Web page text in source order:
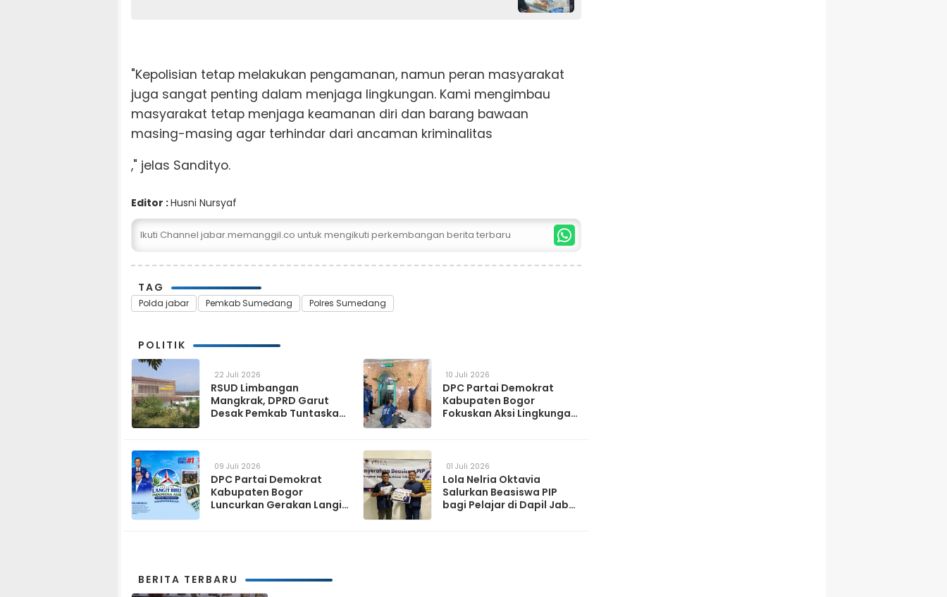
"Kepolisian tetap melakukan pengamanan, namun peran masyarakat
juga sangat penting dalam menjaga lingkungan. Kami mengimbau
masyarakat tetap menjaga keamanan diri dan barang bawaan
masing-masing agar terhindar dari ancaman kriminalitas
," jelas Sandityo.
Editor :Husni Nursyaf
Ikuti Channel jabar.memanggil.co untuk mengikuti perkembangan berita terbaru
TAG
Polda jabar Pemkab Sumedang Polres Sumedang
POLITIK
22 Juli 2026
RSUD Limbangan
Mangkrak, DPRD Garut
Desak Pemkab Tuntaskan
10 Juli 2026
DPC Partai Demokrat
Kabupaten Bogor
Fokuskan Aksi Lingkungan
09 Juli 2026
DPC Partai Demokrat
Kabupaten Bogor
Luncurkan Gerakan Langit
01 Juli 2026
Lola Nelria Oktavia
Salurkan Beasiswa PIP
bagi Pelajar di Dapil Jabar
BERITA TERBARU